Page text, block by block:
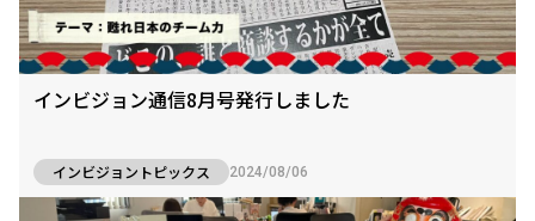
インビジョン通信8月号発行しました
インビジョントピックス 2024/08/06